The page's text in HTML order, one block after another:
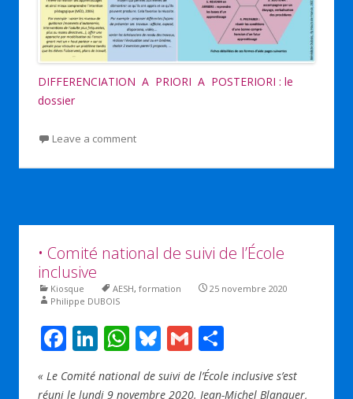
DIFFERENCIATION A PRIORI A POSTERIORI : le
dossier
Leave a comment
• Comité national de suivi de l’École
inclusive
Kiosque AESH, formation
25 novembre 2020
Philippe DUBOIS
F
ac
e
Li
n
k
W
h
at
Bl
u
e
G
m
ai ta
« Le Comité national de suivi de l’École inclusive s’est
réuni le lundi 9 novembre 2020. Jean-Michel Blanquer,